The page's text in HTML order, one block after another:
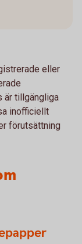
eller
är tillgängliga
inofficiellt
förutsättning